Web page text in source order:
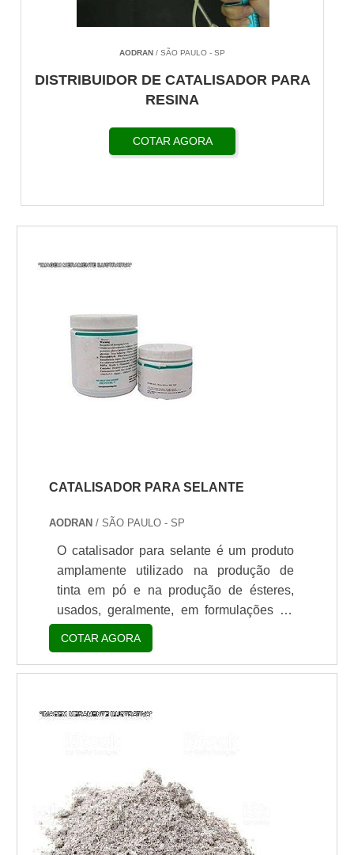
AODRAN / SÃO PAULO - SP
DISTRIBUIDOR DE CATALISADOR PARA
RESINA
COTAR AGORA
CATALISADOR PARA SELANTE
AODRAN/ SÃO PAULO - SP
O catalisador para selante é um produto
amplamente utilizado na produção de
tinta em pó e na produção de ésteres,
usados, geralmente, em formulações de
óleos sintéticos. Além disso, é um produto
utilizado para realizar reações em
diferentes situações. Os exemplos mais
esterificação; Policondensação; Entre
temperaturas altas que ...
COTAR AGORA